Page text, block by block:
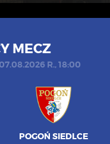
MECZ
R., 18:00
POGOŃ SIEDLCE